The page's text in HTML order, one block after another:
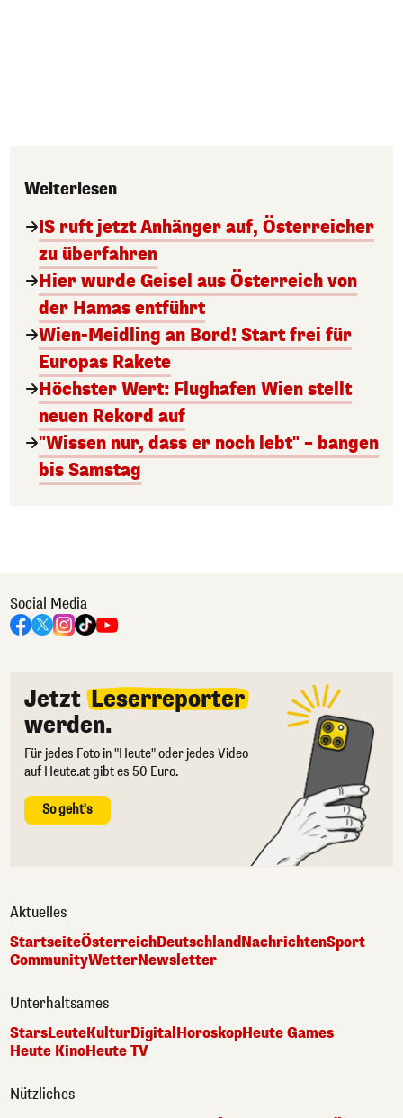
Weiterlesen
IS ruft jetzt Anhänger auf, Österreicher
zu überfahren
Hier wurde Geisel aus Österreich von
der Hamas entführt
Wien-Meidling an Bord! Start frei für
Europas Rakete
Höchster Wert: Flughafen Wien stellt
neuen Rekord auf
"Wissen nur, dass er noch lebt" – bangen
bis Samstag
Social Media
Jetzt Leserreporter
werden.
Für jedes Foto in "Heute" oder jedes Video
auf Heute.at gibt es 50 Euro.
So geht's
Aktuelles
StartseiteÖsterreichDeutschlandNachrichtenSport
CommunityWetterNewsletter
Unterhaltsames
StarsLeuteKulturDigital HoroskopHeute Games
Heute KinoHeute TV
Nützliches